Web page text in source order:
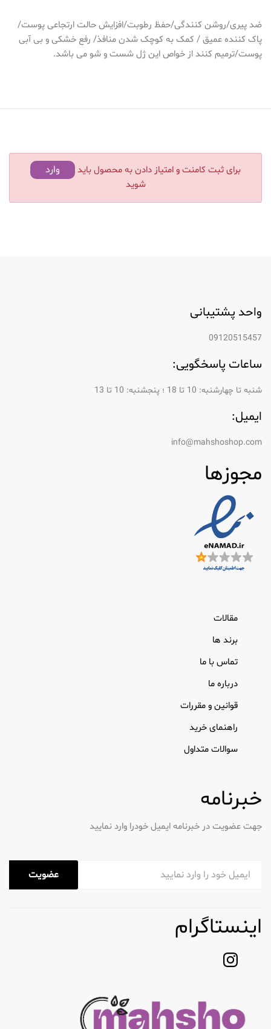
ضد پیری/روشن کنندگی/حفظ رطوبت/افزایش حالت ارتجاعی پوست/
پاک کننده عمیق / کمک به کوچک شدن منافذ/ رفع خشکی و بی آبی
پوست/ترمیم کنند از خواص این ژل شست و شو می باشد.
برای ثبت کامنت و امتیاز دادن به محصول باید وارد
شوید
واحد پشتیبانی
09120515457
ساعات پاسخگویی:
شنبه تا چهارشنبه: 10 تا 18 ؛ پنجشنبه: 10 تا 13
ایمیل:
info@mahshoshop.com
مجوزها
مقالات
برند ها
تماس با ما
درباره ما
قوانین و مقررات
راهنمای خرید
سوالات متداول
خبرنامه
جهت عضویت در خبرنامه ایمیل خودرا وارد نمایید
عضویت
اینستاگرام